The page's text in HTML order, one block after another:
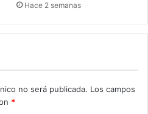
Hace 2 semanas
no será publicada. Los campos
*